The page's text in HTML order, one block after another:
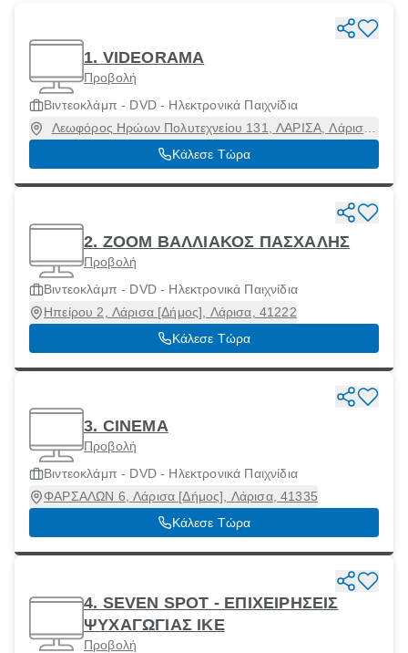
1. VIDEORAMA
Προβολή
Βιντεοκλάμπ - DVD - Ηλεκτρονικά Παιχνίδια
Λεωφόρος Ηρώων Πολυτεχνείου 131, ΛΑΡΙΣΑ, Λάρισα
[Δήμος], Λάρισα, 41335
Κάλεσε Τώρα
2. ZOOM ΒΑΛΛΙΑΚΟΣ ΠΑΣΧΑΛΗΣ
Προβολή
Βιντεοκλάμπ - DVD - Ηλεκτρονικά Παιχνίδια
Ηπείρου 2, Λάρισα [Δήμος], Λάρισα, 41222
Κάλεσε Τώρα
3. CINEMA
Προβολή
Βιντεοκλάμπ - DVD - Ηλεκτρονικά Παιχνίδια
ΦΑΡΣΑΛΩΝ 6, Λάρισα [Δήμος], Λάρισα, 41335
Κάλεσε Τώρα
4. SEVEN SPOT - ΕΠΙΧΕΙΡΗΣΕΙΣ
ΨΥΧΑΓΩΓΙΑΣ ΙΚΕ
Προβολή